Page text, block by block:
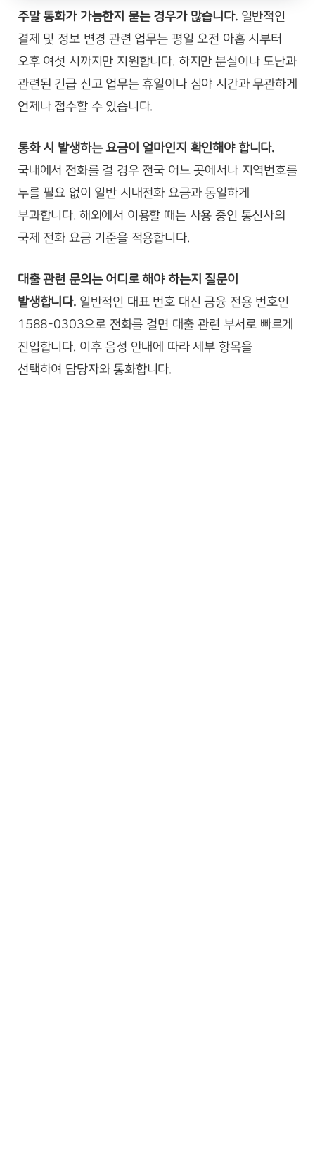
주말 통화가 가능한지 묻는 경우가 많습니다.일반적인
결제 및 정보 변경 관련 업무는 평일 오전 아홉 시부터
오후 여섯 시까지만 지원합니다. 하지만 분실이나 도난과
관련된 긴급 신고 업무는 휴일이나 심야 시간과 무관하게
언제나 접수할 수 있습니다.
통화 시 발생하는 요금이 얼마인지 확인해야 합니다.
국내에서 전화를 걸 경우 전국 어느 곳에서나 지역번호를
누를 필요 없이 일반 시내전화 요금과 동일하게
부과합니다. 해외에서 이용할 때는 사용 중인 통신사의
국제 전화 요금 기준을 적용합니다.
대출 관련 문의는 어디로 해야 하는지 질문이
발생합니다.일반적인 대표 번호 대신 금융 전용 번호인
1588-0303으로 전화를 걸면 대출 관련 부서로 빠르게
진입합니다. 이후 음성 안내에 따라 세부 항목을
선택하여 담당자와 통화합니다.